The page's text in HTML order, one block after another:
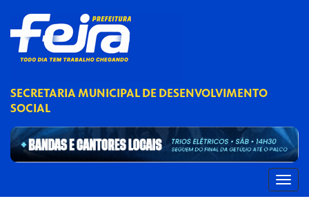
SECRETARIA MUNICIPAL DE DESENVOLVIMENTO
SOCIAL